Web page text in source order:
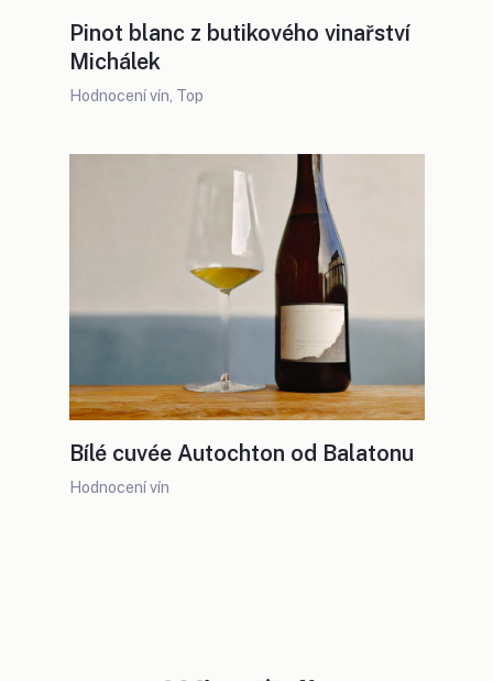
Pinot blanc z butikového vinařství
Michálek
Hodnocení vín Top
Bílé cuvée Autochton od Balatonu
Hodnocení vín